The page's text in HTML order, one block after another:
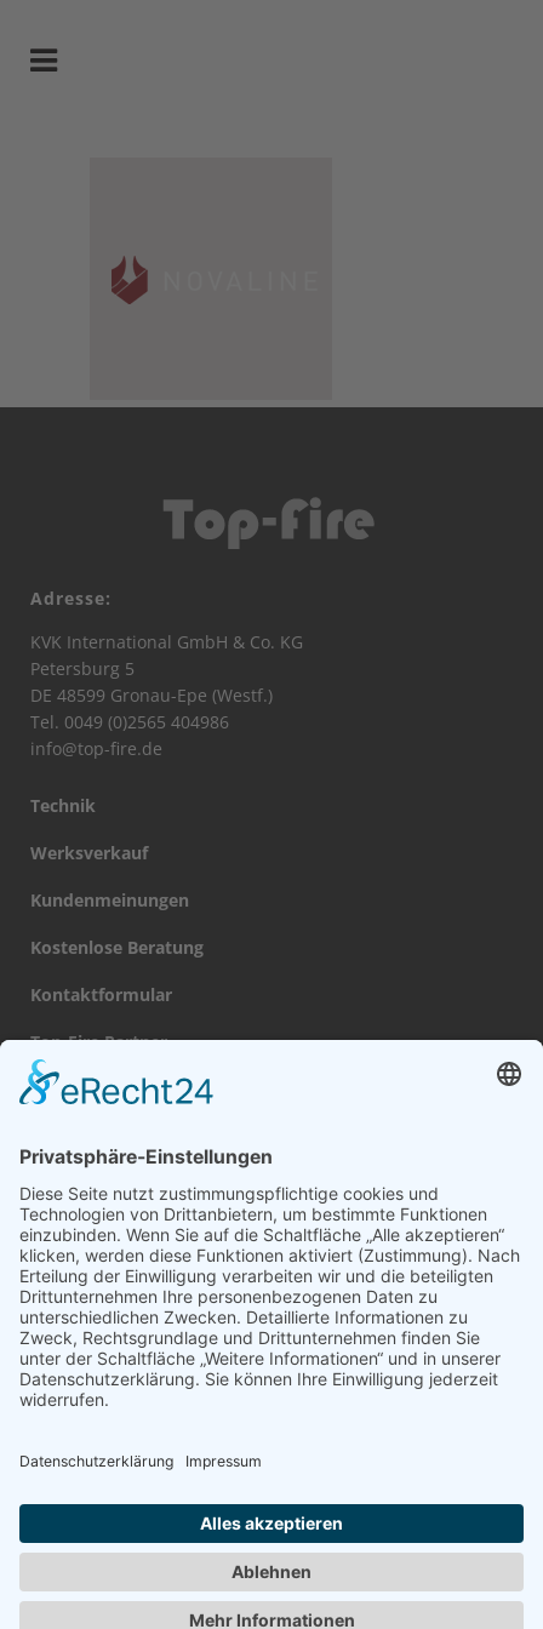
Adresse:
KVK International GmbH & Co. KG
Petersburg 5
DE 48599 Gronau-Epe (Westf.)
Tel. 0049 (0)2565 404986
info@top-fire.de
Technik
Werksverkauf
Kundenmeinungen
Kostenlose Beratung
Kontaktformular
Top-Fire Partner
Datenschutz
Navigation
Gas Kamin
Kamintüren auf Maß
Kaminöfen / Pelletöfen
Kamineinsatz
Broschüre